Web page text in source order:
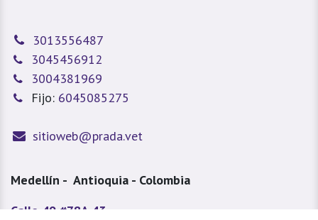
3013556487
3045456912
3004381969
Fijo: 6045085275
sitioweb@prada.vet
Medellín - Antioquia - Colombia
Calle 49 #78A 43